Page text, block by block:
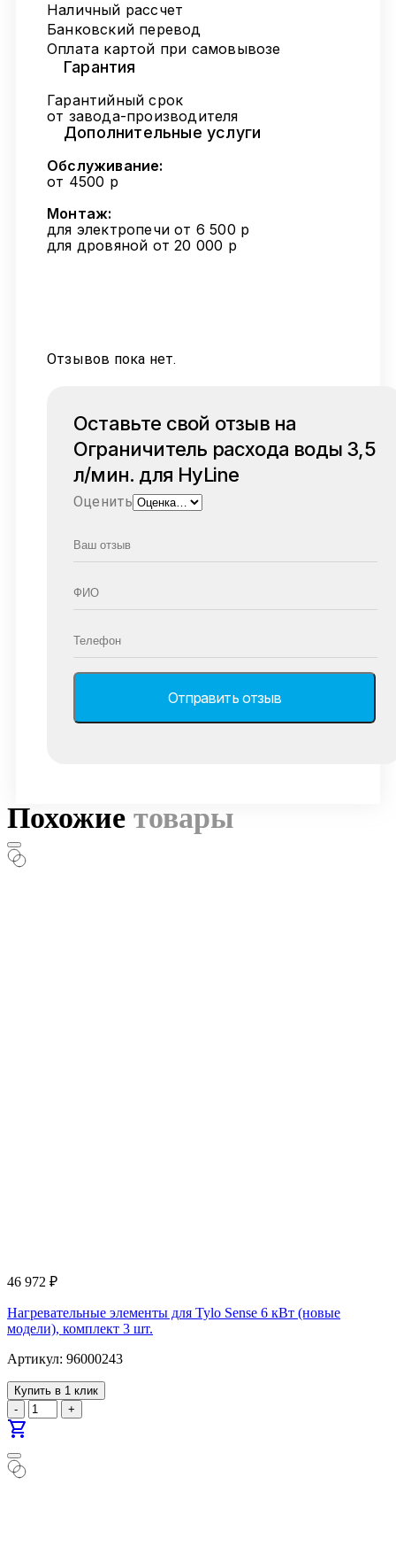
Наличный рассчет
Банковский перевод
Оплата картой при самовывозе
Гарантия
Гарантийный срок
от завода-производителя
Дополнительные услуги
Обслуживание:
от 4500 р
Монтаж:
для электропечи от 6 500 р
для дровяной от 20 000 р
Отзывов пока нет.
Оставьте свой отзыв на
Ограничитель расхода воды 3,5
л/мин. для HyLine
Оценить
Похожие товары
46 972 ₽
Нагревательные элементы для Tylo Sense 6 кВт (новые
модели), комплект 3 шт.
Артикул: 96000243
Купить в 1 клик
-
+
shopping_cart